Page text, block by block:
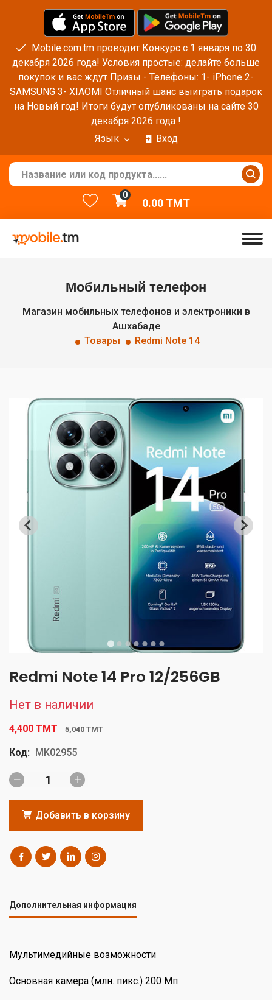
Mobile.com.tm проводит Конкурс с 1 января по 30
декабря 2026 года! Условия простые: делайте больше
покупок и вас ждут Призы - Телефоны: 1- iPhone 2-
SAMSUNG 3- XIAOMI Отличный шанс выиграть подарок
на Новый год! Итоги будут опубликованы на сайте 30
декабря 2026 года !
Язык
Вход
0
0.00TMT
Мобильный телефон
Магазин мобильных телефонов и электроники в
Ашхабаде
Товары
Redmi Note 14
Redmi Note 14 Pro 12/256GB
Нет в наличии
4,400 TMT 5,040 TMT
Код: MK02955
Добавить в корзину
Дополнительная информация
Мультимедийные возможности
Основная камера (млн. пикс.) 200 Мп